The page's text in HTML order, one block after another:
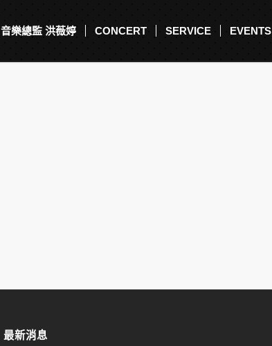
音樂總監 洪薇婷 CONCERT SERVICE EVENTS
最新消息